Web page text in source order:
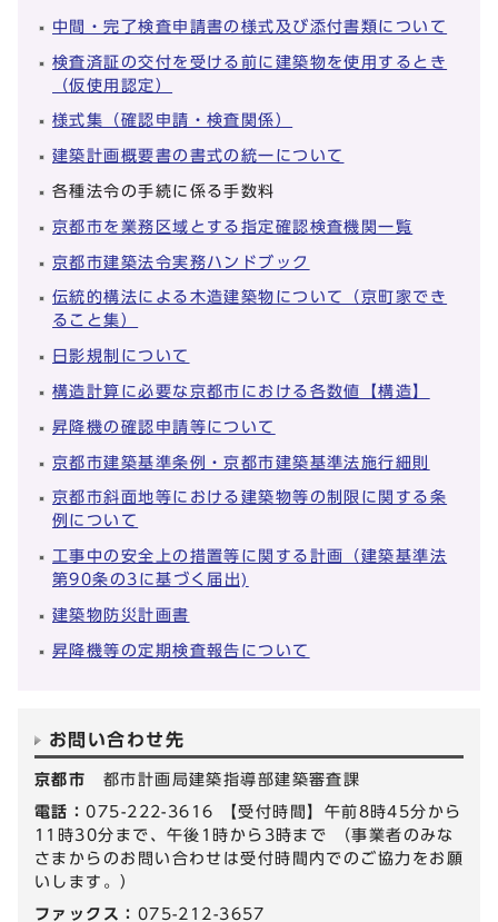
中間・完了検査申請書の様式及び添付書類について
検査済証の交付を受ける前に建築物を使用するとき
（仮使用認定）
様式集（確認申請・検査関係）
建築計画概要書の書式の統一について
各種法令の手続に係る手数料
京都市を業務区域とする指定確認検査機関一覧
京都市建築法令実務ハンドブック
伝統的構法による木造建築物について（京町家でき
ること集）
日影規制について
構造計算に必要な京都市における各数値【構造】
昇降機の確認申請等について
京都市建築基準条例・京都市建築基準法施行細則
京都市斜面地等における建築物等の制限に関する条
例について
工事中の安全上の措置等に関する計画（建築基準法
第90条の3に基づく届出)
建築物防災計画書
昇降機等の定期検査報告について
お問い合わせ先
京都市 都市計画局建築指導部建築審査課
電話：075-222-3616 【受付時間】午前8時45分から
11時30分まで、午後1時から3時まで （事業者のみな
さまからのお問い合わせは受付時間内でのご協力をお願
いします。）
ファックス： 075-212-3657